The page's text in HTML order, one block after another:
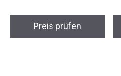
Preis prüfen